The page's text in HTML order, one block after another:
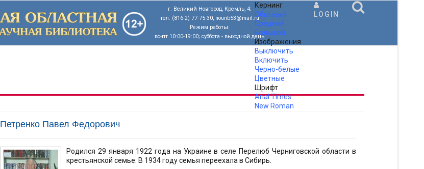
г. Великий Новгород, Кремль, 4;
тел. (816-2) 77-75-30, nounb53@mail.ru
Режим работы:
вс-пт 10:00-19:00; суббота - выходной день
Кернинг
Обычный
Средний
Большой
Изображения
Выключить
Включить
Черно-белые
Цветные
Шрифт
ArialTimes
New Roman
LOGIN
Петренко Павел Федорович
Родился 29 января 1922 года на Украине в селе Перелюб Черниговской области в
крестьянской семье. В 1934 году семья переехала в Сибирь.